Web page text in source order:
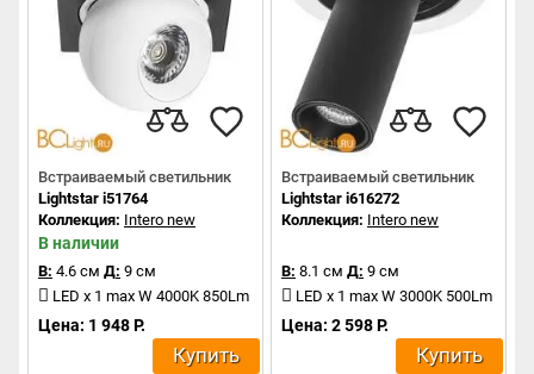
Встраиваемый светильник
Lightstar i51764
Коллекция: Intero new
В наличии
В: 4.6 см Д: 9 см
LED x 1 max W 4000K 850Lm
Цена: 1 948 Р.
Купить
Встраиваемый светильник
Lightstar i616272
Коллекция: Intero new
В: 8.1 см Д: 9 см
LED x 1 max W 3000K 500Lm
Цена: 2 598 Р.
Купить